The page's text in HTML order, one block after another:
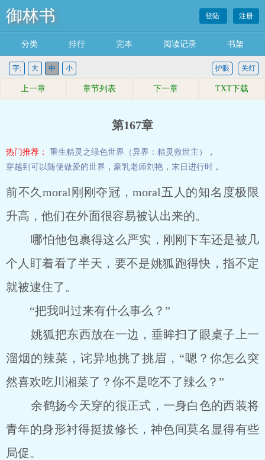
御林书 登陆 注册
分类 排行 完本 阅读记录 书架
字: 大 中 小 关灯
护眼
上一章 章节列表 下一章 TXT下载
第167章
热门推荐： 重生精灵之绿色世界（异界：精灵救世主）
，
穿越到可以随便做爱的世界 ， 豪乳老师刘艳 ， 末日进行时 ，
前不久moral刚刚夺冠，moral五人的知名度极限
升高，他们在外面很容易被认出来的。
哪怕他包裹得这么严实，刚刚下车还是被几
个人盯着看了半天，要不是姚狐跑得快，指不定
就被逮住了。
“把我叫过来有什么事么？”
姚狐把东西放在一边，垂眸扫了眼桌子上一
溜烟的辣菜，诧异地挑了挑眉，“嗯？你怎么突
然喜欢吃川湘菜了？你不是吃不了辣么？”
余鹤扬今天穿的很正式，一身白色的西装将
青年的身形衬得挺拔修长，神色间莫名显得有些
局促。